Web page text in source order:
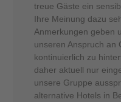
treue Gäste ein
Ihre Meinung dazu
Anmerkungen geben
unseren Anspruch an
kontinuierlich zu
daher aktuell nur
unsere Gruppe
alternative Hotels in